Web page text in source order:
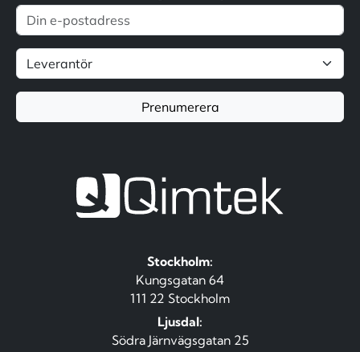
Prenumerera
Stockholm:
Kungsgatan 64
111 22 Stockholm
Ljusdal:
Södra Järnvägsgatan 25